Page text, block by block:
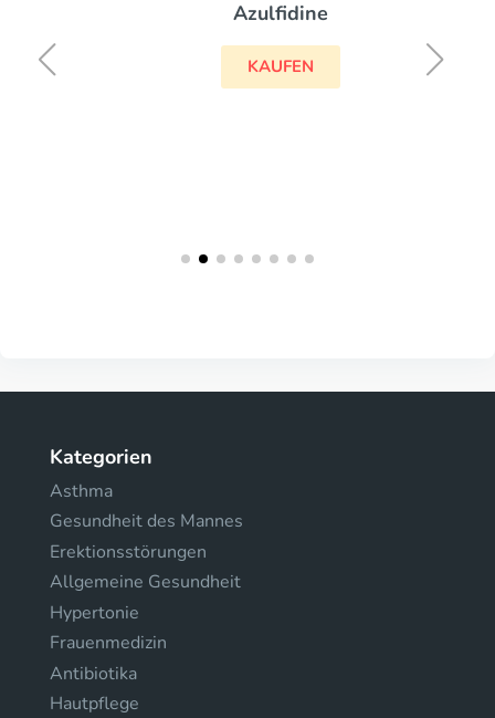
Kategorien
Asthma
Gesundheit des Mannes
Erektionsstörungen
Allgemeine Gesundheit
Hypertonie
Frauenmedizin
Antibiotika
Hautpflege